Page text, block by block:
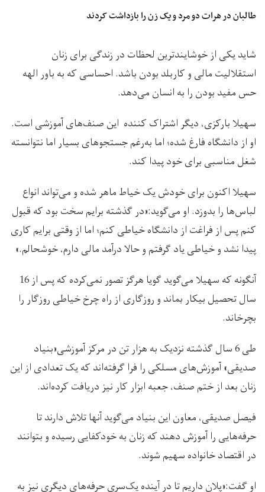
طالبان در هرات دو مرد و یک زن را بازداشت کردند
شاید یکی از خوشایند‌ترین لحظات در زندگی برای زنان
استقلالیت مالی و کاربلد بودن باشد. احساسی که به باور الهه
حس مفید بودن را به انسان می‌دهد.
سهیلا بارکزی، دیگر اشتراک کننده این صنف‌های آموزشی است.
او از دانشگاه فارغ شده؛ اما به‌رغم جستجوهای بسیار اما نتوانسته
شغل مناسبی برای خود پیدا کند.
سهیلا اکنون برای خودش یک خیاط ماهر شده و می‌تواند انواع
لباس‌ها را بدوزد. او می‌گوید:«در گذشته برایم سخت بود که قبول
کنم پس از فراغت از دانشگاه خیاطی کنم؛ اما از وقتی برایم کاری
پیدا نشد و خیاطی یاد گرفتم و حالا درآمد مالی دارم، خوشحالم.»
آنگونه که سهیلا می‌گوید گویا هرگز تصور نمی‌کرده که پس از 16
سال تحصیل بیکار بماند و روزگاری از راه چرخ خیاطی روزگار را
بچرخاند.
طی 6 سال گذشته نزدیک به هزار تن در مرکز آموزشی«بنیاد
صدیقی» آموزش‌های مسلکی را فرا گرفته‌اند که یک تعدادی از این
زنان بعد از ختم صنف، جعبه ابزار کار نیز دریافت کرده‌اند.
فیصل صدیقی، معاون این بنیاد می‌گوید آنها تلاش دارند تا
حرفه‌هایی را آموزش دهند که زنان به خودکفایی رسیده و بتوانند
در اقتصاد خانواده سهیم شوند.
او گفت:«پلان داریم تا در آینده یک‌سری حرفه‌های دیگری نیز به